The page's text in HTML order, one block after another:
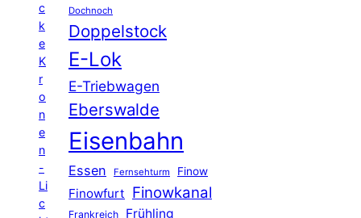
c
k
e
K
r
o
n
e
n
-
Li
c
Dochnoch
Doppelstock
E-Lok
E-Triebwagen
Eberswalde
Eisenbahn
Essen Fernsehturm Finow
Finowfurt Finowkanal
Frankreich Frühling